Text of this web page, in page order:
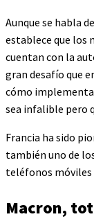
Aunque se habla
establece que los
cuentan con la
gran desafío que
cómo
sea infalible pero
Francia ha sido
también uno de
teléfonos móviles
Macron,